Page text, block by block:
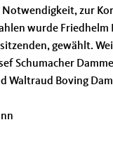
zur
wurde
gewählt.
Schumacher
Waltraud Boving